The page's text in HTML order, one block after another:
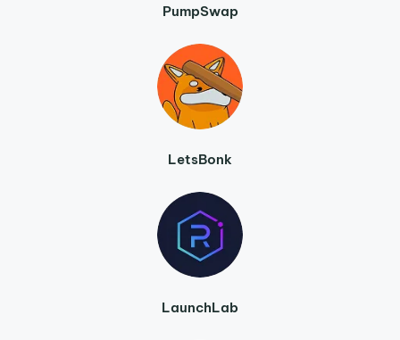
PumpSwap
LetsBonk
LaunchLab